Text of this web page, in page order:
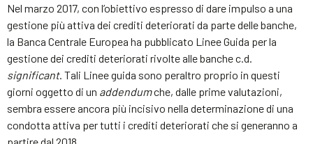
Nel marzo 2017, con l’obiettivo espresso di dare impulso a una
gestione più attiva dei crediti deteriorati da parte delle banche,
la Banca Centrale Europea ha pubblicato Linee Guida per la
gestione dei crediti deteriorati rivolte alle banche c.d.
significant. Tali Linee guida sono peraltro proprio in questi
giorni oggetto di un addendumche, dalle prime valutazioni,
sembra essere ancora più incisivo nella determinazione di una
condotta attiva per tutti i crediti deteriorati che si generanno a
partire dal 2018.